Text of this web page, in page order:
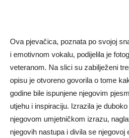
Ova pjevačica, poznata po svojoj
i emotivnom vokalu, podijelila je
veteranom. Na slici su zabilježeni
opisu je otvoreno govorila o tome
godine bile ispunjene njegovim
utjehu i inspiraciju. Izrazila je
njegovom umjetničkom izrazu,
njegovih nastupa i divila se njegovoj